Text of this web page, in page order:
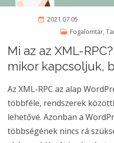
2021.07.05.
Fogalomtár,
Mi az az XML-
mikor kapcsoljuk,
Az XML-RPC az alap
többféle, rendszerek
lehetővé. Azonban a
többségének nincs rá